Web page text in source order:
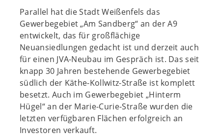
Parallel hat die Stadt Weißenfels das
Gewerbegebiet „Am Sandberg“ an der A9
entwickelt, das für großflächige
Neuansiedlungen gedacht ist und derzeit auch
für einen JVA-Neubau im Gespräch ist. Das seit
knapp 30 Jahren bestehende Gewerbegebiet
südlich der Käthe-Kollwitz-Straße ist komplett
besetzt. Auch im Gewerbegebiet „Hinterm
Hügel“ an der Marie-Curie-Straße wurden die
letzten verfügbaren Flächen erfolgreich an
Investoren verkauft.